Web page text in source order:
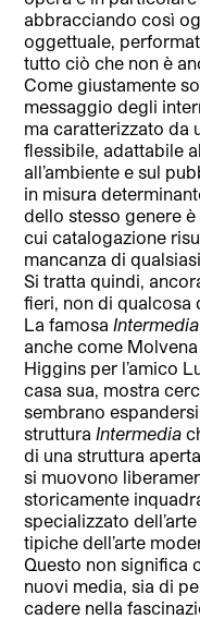
abbracciando così
oggettuale,
tutto ciò che non è
Come giustamente
messaggio degli
ma caratterizzato da
flessibile, adattabile
all’ambiente e sul
in misura
dello stesso genere
cui catalogazione
mancanza di
Si tratta quindi,
fieri, non di qualcosa
La famosa
anche come
Higgins per l’amico
casa sua, mostra
sembrano
strutturaIntermedia
di una struttura
si muovono
storicamente
specializzato
tipiche dell’arte
Questo non significa
nuovi media, sia di
cadere nella